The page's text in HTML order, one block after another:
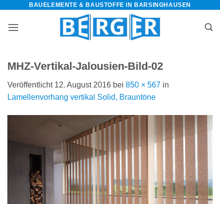
springen
BAUELEMENTE & BAUSTOFFE IN BARSINGHAUSEN
MHZ-Vertikal-Jalousien-Bild-02
Veröffentlicht 12. August 2016 bei 850 × 567 in
Lamellenvorhang vertikal Solid, Brauntöne